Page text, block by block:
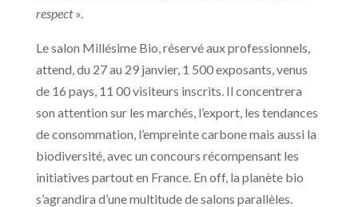
respect».
Le salon Millésime Bio, réservé aux professionnels,
attend, du 27 au 29 janvier, 1 500 exposants, venus
de 16 pays, 11 00 visiteurs inscrits. Il concentrera
son attention sur les marchés, l’export, les tendances
de consommation, l’empreinte carbone mais aussi la
biodiversité, avec un concours récompensant les
initiatives partout en France. En off, la planète bio
s’agrandira d’une multitude de salons parallèles.